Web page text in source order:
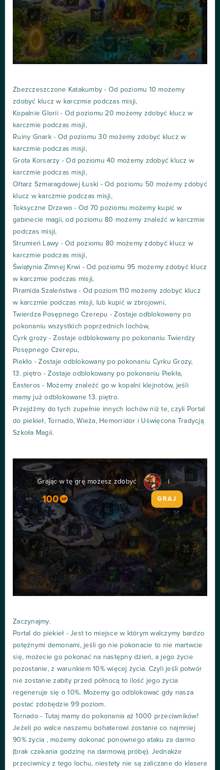
Zbezczeszczone Katakumby - Od poziomu 10 możemy
zdobyć klucz w karczmie podczas misji,
Kopalnie Glorii - Od poziomu 20 możemy zdobyć klucz w
karczmie podczas misji,
Ruiny Gnark - Od poziomu 30 możemy zdobyć klucz w
karczmie podczas misji,
Grota Korsarzy - Od poziomu 40 możemy zdobyć klucz w
karczmie podczas misji,
Ołtarz Szmaragdowej Łuski - Od poziomu 50 możemy zdobyć
klucz w karczmie podczas misji,
Toksyczne Drzewo - Od 70 poziomu możemy kupić w
gabinecie magii, od poziomu 80 możemy znaleźć w karczmie
podczas misji,
Strumień Lawy - Od poziomu 80 możemy zdobyć klucz w
karczmie podczas misji,
Świątynia Zimnej Krwi - Od poziomu 95 możemy zdobyć klucz
w karczmie podczas misji,
Piramida Szaleństwa - Od poziom 110 możemy zdobyć klucz
w karczmie podczas misji, lub kupić w zbrojowni,
Twierdza Posępnego Czerepu - Zostaje odblokowany po
pokonaniu wszystkich poprzednich lochów,
Cyrk grozy - Zostaje odblokowany po pokonaniu Twierdzy
Posępnego Czerepu,
Piekło - Zostaje odblokowany po pokonaniu Cyrku Grozy,
13. piętro - Zostaje odblokowany po pokonaniu Piekła,
Easteros - Możemy znaleźć go w kopalni klejnotów, jeśli
mamy już odblokowane 13. piętro.
Przejdźmy do tych zupełnie innych lochów niż te, czyli Portal
do piekieł, Tornado, Wieża, Hemorridor i Uświęcona Tradycją
Szkoła Magii.
Grając w tę grę możesz zdobyć i
100 GRAJ
Zaczynajmy.
Portal do piekieł - Jest to miejsce w którym walczymy bardzo
potężnymi demonami, jeśli go nie pokonacie to nie martwcie
się, możecie go pokonać na następny dzień, a jego życie
pozostanie, z warunkiem 10% więcej życia. Czyli jeśli potwór
nie zostanie zabity przed północą to ilość jego życia
regeneruje się o 10%. Możemy go odblokować gdy nasza
postać zdobędzie 99 poziom.
Tornado - Tutaj mamy do pokonania aż 1000 przeciwników!
Jeżeli po walce naszemu bohaterowi zostanie co najmniej
90% życia , możemy dokonać ponownego ataku za darmo
(brak czekania godzinę na darmową próbę). Jednakże
przeciwnicy z tego lochu, niestety nie są zaliczane do klasera